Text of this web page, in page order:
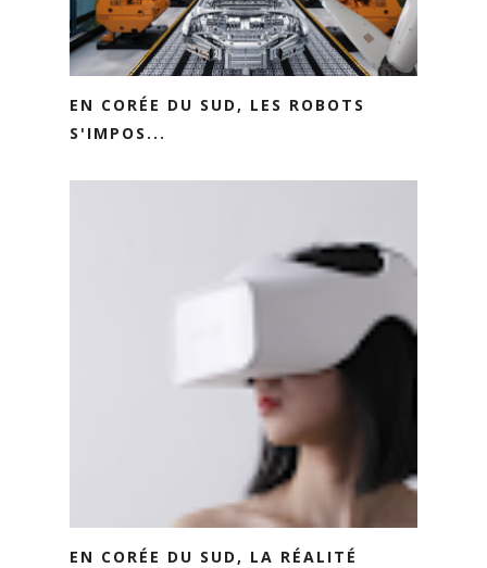
EN CORÉE DU SUD, LES ROBOTS
S'IMPOS...
EN CORÉE DU SUD, LA RÉALITÉ